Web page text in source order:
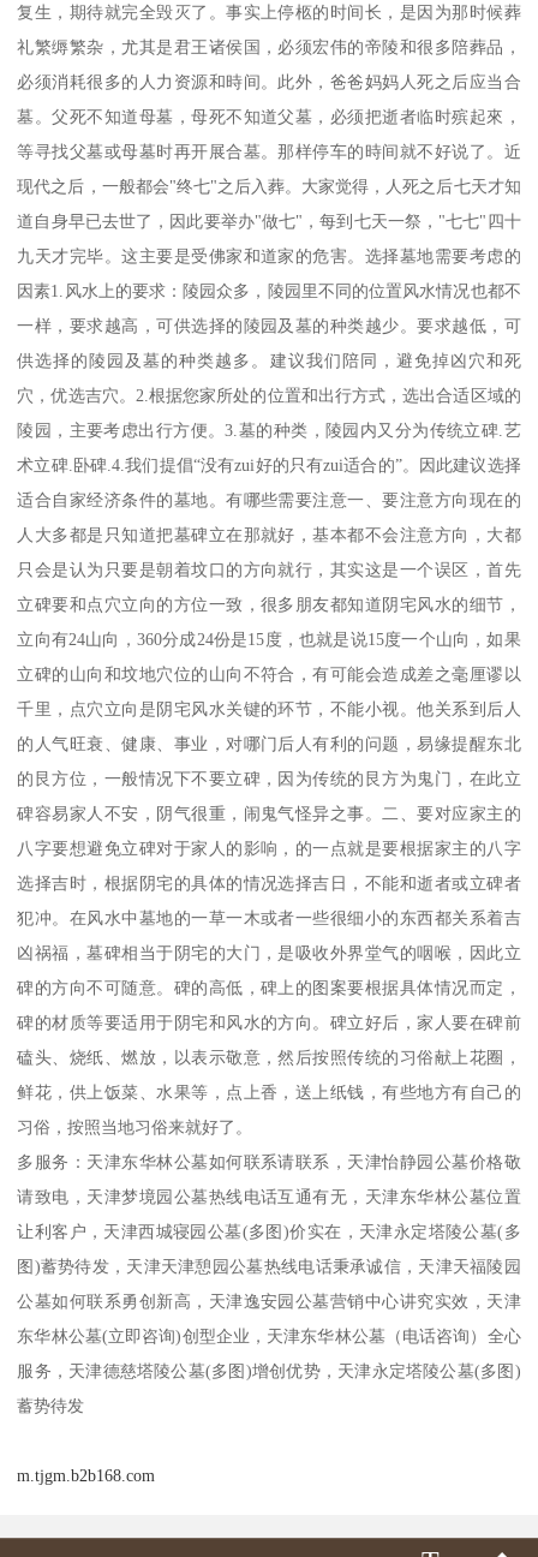
复生，期待就完全毁灭了。事实上停柩的时间长，是因为那时候葬
礼繁缛繁杂，尤其是君王诸侯国，必须宏伟的帝陵和很多陪葬品，
必须消耗很多的人力资源和時间。此外，爸爸妈妈人死之后应当合
墓。父死不知道母墓，母死不知道父墓，必须把逝者临时殡起來，
等寻找父墓或母墓时再开展合墓。那样停车的時间就不好说了。近
现代之后，一般都会"终七"之后入葬。大家觉得，人死之后七天才知
道自身早已去世了，因此要举办"做七"，每到七天一祭，"七七"四十
九天才完毕。这主要是受佛家和道家的危害。选择墓地需要考虑的
因素1.风水上的要求：陵园众多，陵园里不同的位置风水情况也都不
一样，要求越高，可供选择的陵园及墓的种类越少。要求越低，可
供选择的陵园及墓的种类越多。建议我们陪同，避免掉凶穴和死
穴，优选吉穴。2.根据您家所处的位置和出行方式，选出合适区域的
陵园，主要考虑出行方便。3.墓的种类，陵园内又分为传统立碑.艺
术立碑.卧碑.4.我们提倡“没有zui好的只有zui适合的”。因此建议选择
适合自家经济条件的墓地。有哪些需要注意一、要注意方向现在的
人大多都是只知道把墓碑立在那就好，基本都不会注意方向，大都
只会是认为只要是朝着坟口的方向就行，其实这是一个误区，首先
立碑要和点穴立向的方位一致，很多朋友都知道阴宅风水的细节，
立向有24山向，360分成24份是15度，也就是说15度一个山向，如果
立碑的山向和坟地穴位的山向不符合，有可能会造成差之毫厘谬以
千里，点穴立向是阴宅风水关键的环节，不能小视。他关系到后人
的人气旺衰、健康、事业，对哪门后人有利的问题，易缘提醒东北
的艮方位，一般情况下不要立碑，因为传统的艮方为鬼门，在此立
碑容易家人不安，阴气很重，闹鬼气怪异之事。二、要对应家主的
八字要想避免立碑对于家人的影响，的一点就是要根据家主的八字
选择吉时，根据阴宅的具体的情况选择吉日，不能和逝者或立碑者
犯冲。在风水中墓地的一草一木或者一些很细小的东西都关系着吉
凶祸福，墓碑相当于阴宅的大门，是吸收外界堂气的咽喉，因此立
碑的方向不可随意。碑的高低，碑上的图案要根据具体情况而定，
碑的材质等要适用于阴宅和风水的方向。碑立好后，家人要在碑前
磕头、烧纸、燃放，以表示敬意，然后按照传统的习俗献上花圈，
鲜花，供上饭菜、水果等，点上香，送上纸钱，有些地方有自己的
习俗，按照当地习俗来就好了。
多服务：天津东华林公墓如何联系请联系，天津怡静园公墓价格敬
请致电，天津梦境园公墓热线电话互通有无，天津东华林公墓位置
让利客户，天津西城寝园公墓(多图)价实在，天津永定塔陵公墓(多
图)蓄势待发，天津天津憩园公墓热线电话秉承诚信，天津天福陵园
公墓如何联系勇创新高，天津逸安园公墓营销中心讲究实效，天津
东华林公墓(立即咨询)创型企业，天津东华林公墓（电话咨询）全心
服务，天津德慈塔陵公墓(多图)增创优势，天津永定塔陵公墓(多图)
蓄势待发
m.tjgm.b2b168.com